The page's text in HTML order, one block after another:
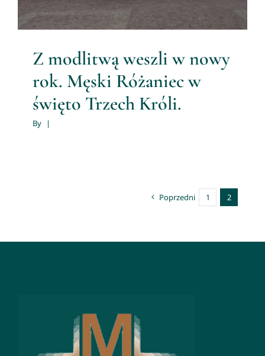
Z modlitwą weszli w nowy
rok. Męski Różaniec w
święto Trzech Króli.
By |
Poprzedni 1 2